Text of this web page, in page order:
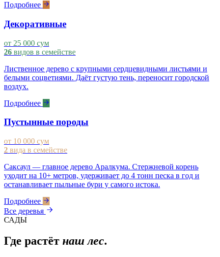
Подробнее
Декоративные
от 25 000 сум
26 видов в семействе
Лиственное дерево с крупными сердцевидными листьями и
белыми соцветиями. Даёт густую тень, переносит городской
воздух.
Подробнее
Пустынные породы
от 10 000 сум
2 вида в семействе
Саксаул — главное дерево Аралкума. Стержневой корень
уходит на 10+ метров, удерживает до 4 тонн песка в год и
останавливает пыльные бури у самого истока.
Подробнее
Все деревья
САДЫ
Где растёт наш лес.